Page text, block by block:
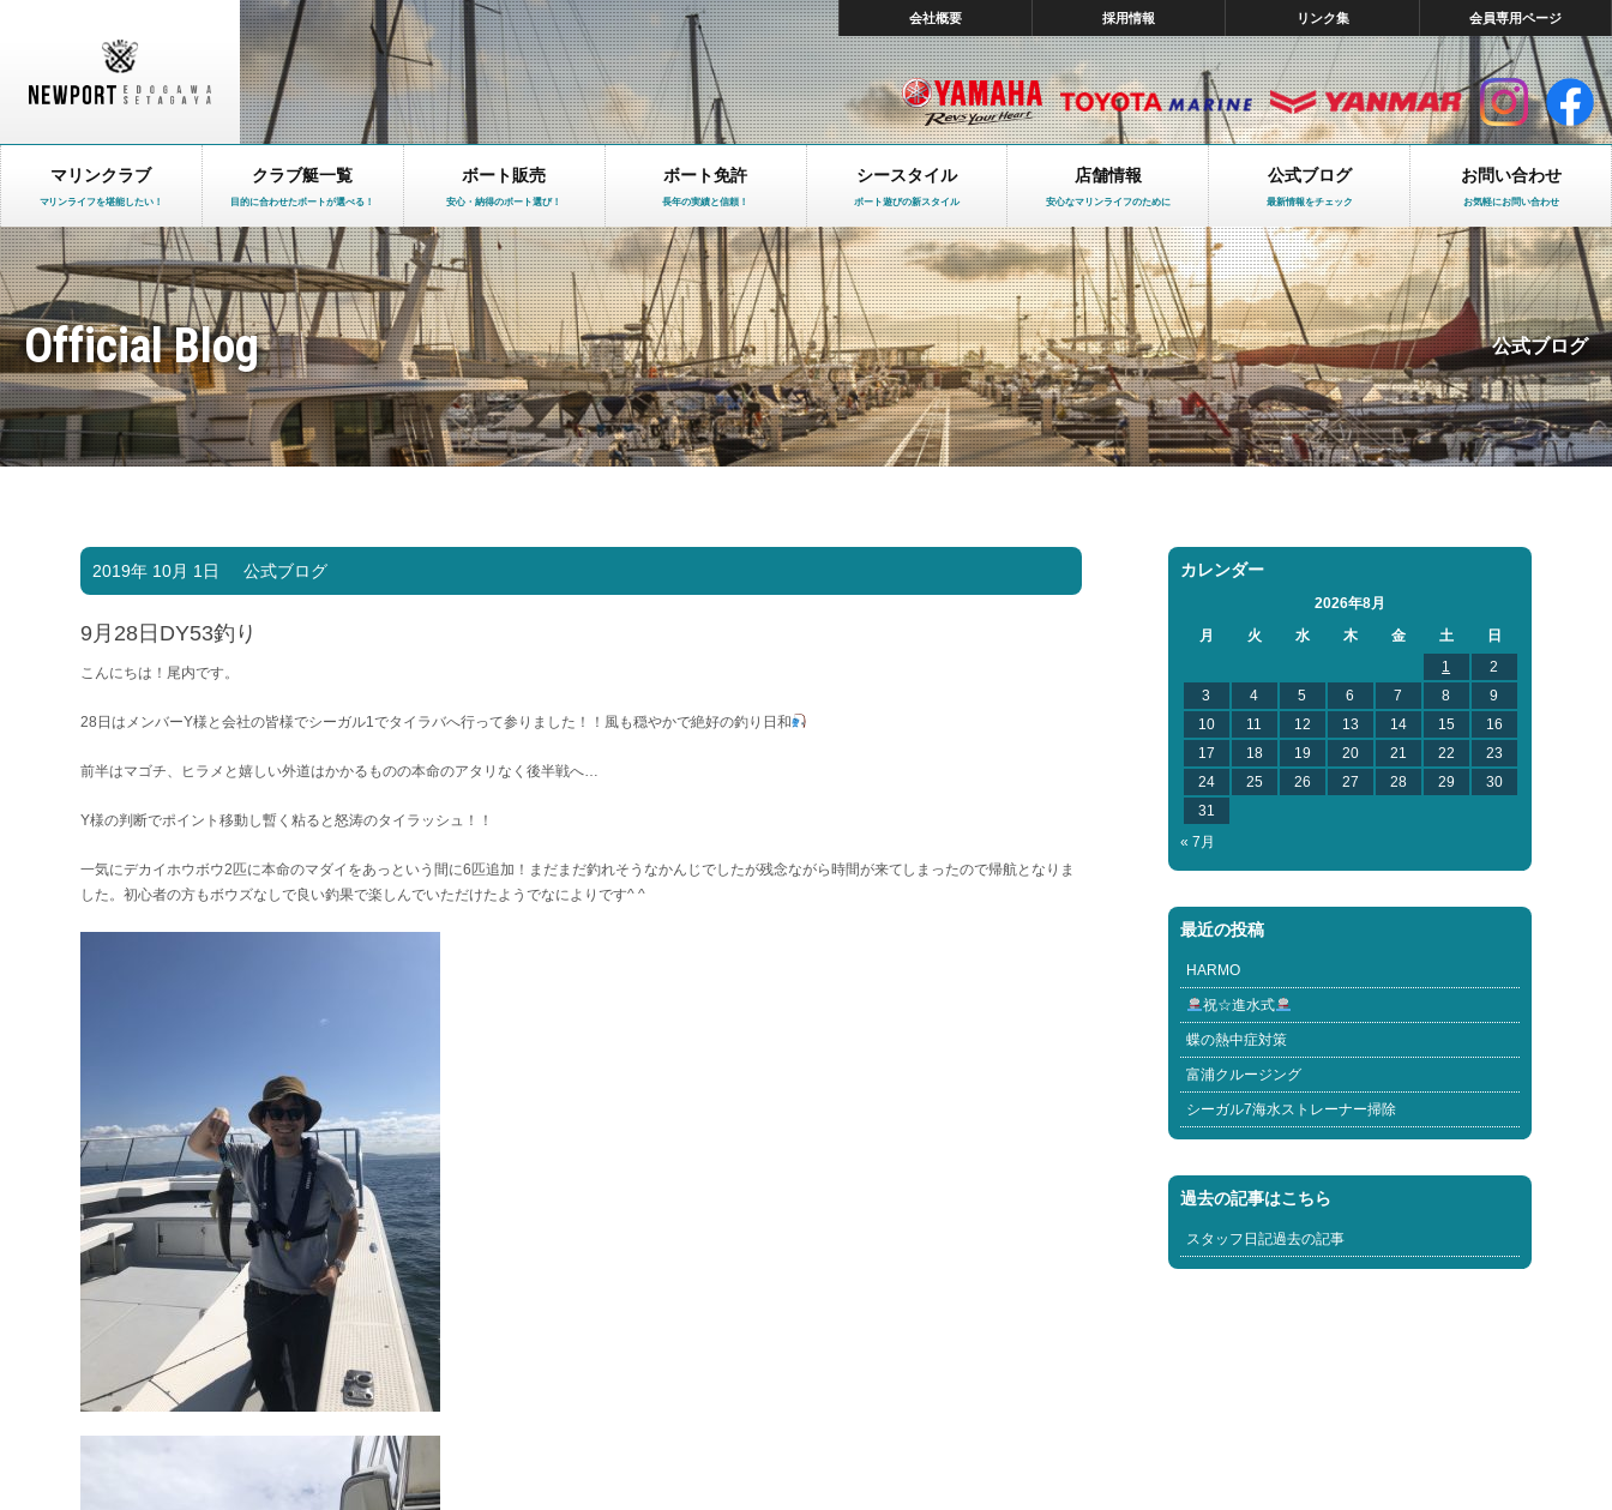
会社概要 採用情報 リンク集 会員専用ページ
マリンクラブ
マリンライフを堪能したい！
クラブ艇一覧
目的に合わせたボートが選べる！
ボート販売
安心・納得のボート選び！
ボート免許
長年の実績と信頼！
シースタイル
ボート遊びの新スタイル
店舗情報
安心なマリンライフのために
公式ブログ
最新情報をチェック
お問い合わせ
お気軽にお問い合わせ
Official Blog 公式ブログ
2019年 10月 1日 公式ブログ
9月28日DY53釣り
こんにちは！尾内です。
28日はメンバーY様と会社の皆様でシーガル1でタイラバへ行って参りました！！風も穏やかで絶好の釣り日和
前半はマゴチ、ヒラメと嬉しい外道はかかるものの本命のアタリなく後半戦へ…
Y様の判断でポイント移動し暫く粘ると怒涛のタイラッシュ！！
一気にデカイホウボウ2匹に本命のマダイをあっという間に6匹追加！まだまだ釣れそうなかんじでしたが残念ながら時間が来てしまったので帰航となりま
した。初心者の方もボウズなしで良い釣果で楽しんでいただけたようでなによりです^ ^
カレンダー
2026年8月
月
火 水 木 金 土
日
1
2
3
4 5 6 7 8
9
10
11 12 13 14 15
16
17
18 19 20 21 22
23
24
25 26 27 28 29
30
31
« 7月
最近の投稿
HARMO
祝☆進水式
蝶の熱中症対策
富浦クルージング
シーガル7海水ストレーナー掃除
過去の記事はこちら
スタッフ日記過去の記事